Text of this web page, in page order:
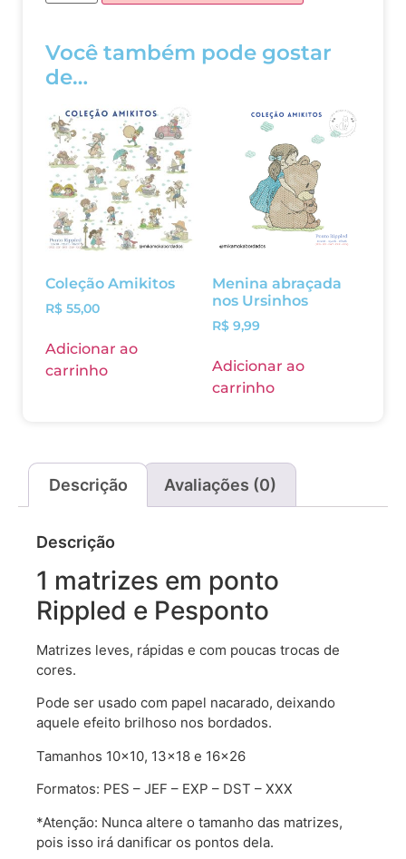
Você também pode gostar
de…
Coleção Amikitos
R$ 55,00
Adicionar ao
carrinho
Menina abraçada
nos Ursinhos
R$ 9,99
Adicionar ao
carrinho
Descrição Avaliações (0)
Descrição
1 matrizes em ponto
Rippled e Pesponto
Matrizes leves, rápidas e com poucas trocas de
cores.
Pode ser usado com papel nacarado, deixando
aquele efeito brilhoso nos bordados.
Tamanhos 10×10, 13×18 e 16×26
Formatos: PES – JEF – EXP – DST – XXX
*Atenção: Nunca altere o tamanho das matrizes,
pois isso irá danificar os pontos dela.